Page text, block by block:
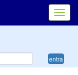
entra